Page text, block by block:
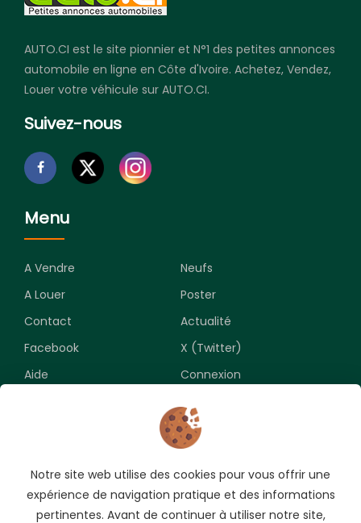
AUTO.CI est le site pionnier et N°1 des petites annonces
automobile en ligne en Côte d'Ivoire. Achetez, Vendez,
Louer votre véhicule sur AUTO.CI.
Suivez-nous
Menu
A Vendre
Neufs
A Louer
Poster
Contact
Actualité
Facebook
X (Twitter)
Aide
Connexion
Souscrivez pour recevoir les meilleures opportunités.
Notre site web utilise des cookies pour vous offrir une
expérience de navigation pratique et des informations
pertinentes. Avant de continuer à utiliser notre site,